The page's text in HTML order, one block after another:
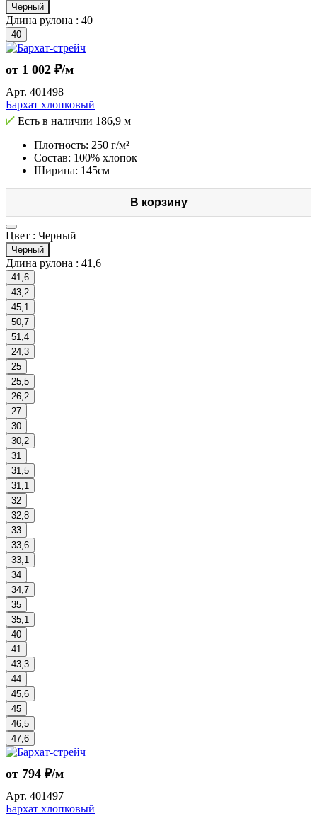
Черный
Длина рулона : 40
40
от 1 002 ₽/м
Арт. 401498
Бархат хлопковый
Есть в наличии 186,9 м
Плотность: 250 г/м²
Состав: 100% хлопок
Ширина: 145см
В корзину
Цвет : Черный
Черный
Длина рулона : 41,6
41,6
43,2
45,1
50,7
51,4
24,3
25
25,5
26,2
27
30
30,2
31
31,5
31,1
32
32,8
33
33,6
33,1
34
34,7
35
35,1
40
41
43,3
44
45,6
45
46,5
47,6
от 794 ₽/м
Арт. 401497
Бархат хлопковый